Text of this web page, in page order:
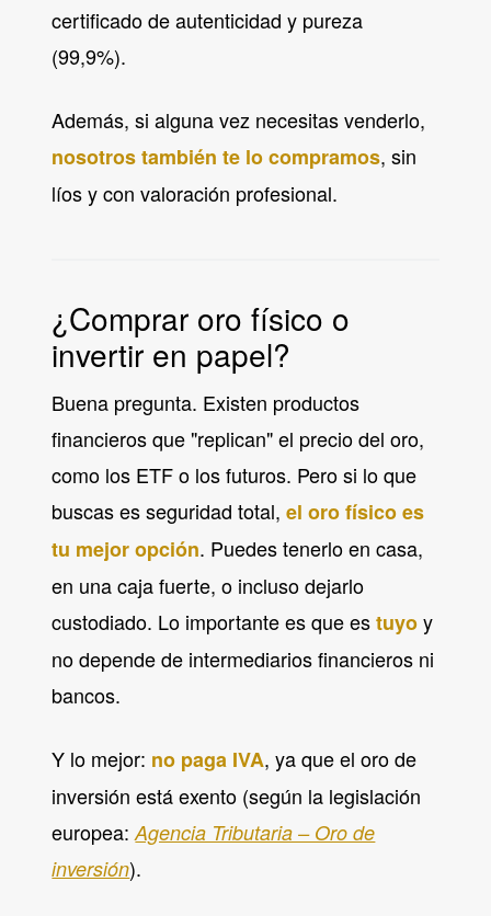
certificado de autenticidad y pureza
(99,9%).
Además, si alguna vez necesitas venderlo,
nosotros también te lo compramos, sin
líos y con valoración profesional.
¿Comprar oro físico o
invertir en papel?
Buena pregunta. Existen productos
financieros que "replican" el precio del oro,
como los ETF o los futuros. Pero si lo que
buscas es seguridad total,el oro físico es
tu mejor opción. Puedes tenerlo en casa,
en una caja fuerte, o incluso dejarlo
custodiado. Lo importante es que estuyoy
no depende de intermediarios financieros ni
bancos.
Y lo mejor: no paga IVA, ya que el oro de
inversión está exento (según la legislación
europea:Agencia Tributaria – Oro de
inversión).